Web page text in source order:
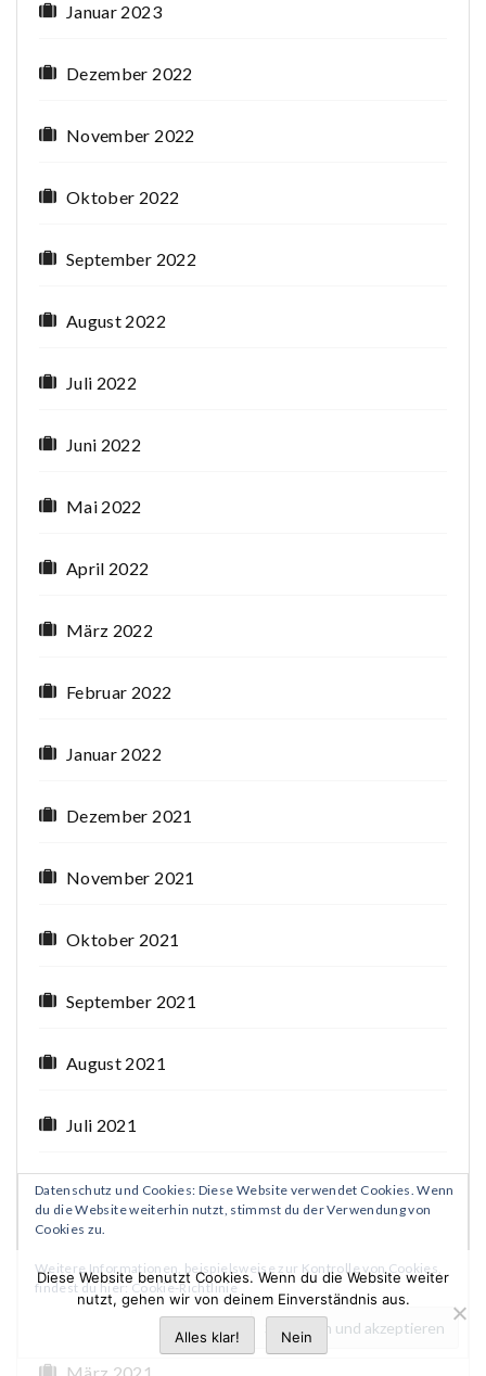
Januar 2023
Dezember 2022
November 2022
Oktober 2022
September 2022
August 2022
Juli 2022
Juni 2022
Mai 2022
April 2022
März 2022
Februar 2022
Januar 2022
Dezember 2021
November 2021
Oktober 2021
September 2021
August 2021
Juli 2021
Juni 2021
April 2021
Datenschutz und Cookies: Diese Website verwendet Cookies. Wenn
du die Website weiterhin nutzt, stimmst du der Verwendung von
Cookies zu.
Weitere Informationen, beispielsweise zur Kontrolle von Cookies,
findest du hier:Cookie-Richtlinie
Diese Website benutzt Cookies. Wenn du die Website weiter
nutzt, gehen wir von deinem Einverständnis aus.
Alles klar! Nein